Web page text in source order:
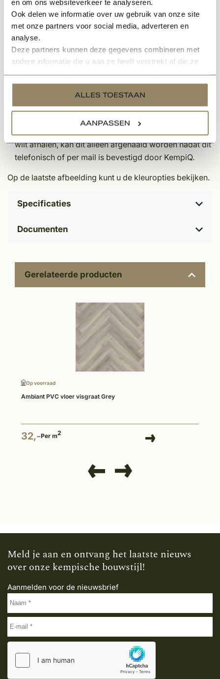
en om ons websiteverkeer te analyseren.
Ook delen we informatie over uw gebruik van onze site
met onze partners voor social media, adverteren en
analyse.
Deze partners kunnen deze gegevens combineren met
andere informatie die u aan ze heeft verstrekt of die ze
services.
ALLES TOESTAAN
AANPASSEN
Afkitten van de vloer tegen de plint
Opmerkingen:
Indien u een offerte wenst te ontvangen inclusief
Indien u naast het leggen van de vloer ook een
deurmat bij ons bestelt, snijden wij deze op locatie op
maat bij het leggen van de vloer.
Indien u geen legservice wenst en de pvc vloer graag
wilt afhalen, kan dit alleen afgehaald worden nadat dit
telefonisch of per mail is bevestigd door KempiQ.
Op de laatste afbeelding kunt u de kleuropties bekijken.
Specificaties
Documenten
Gerelateerde producten
Op voorraad
Ambiant PVC vloer visgraat Grey
32,-Per m2
Meld je aan en ontvang het laatste nieuws
over onze kempische bouwstijl!
Aanmelden voor de nieuwsbrief